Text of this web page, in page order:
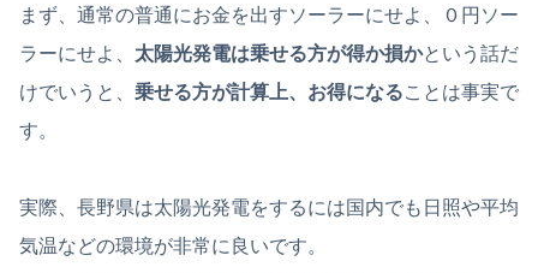
まず、通常の普通にお金を出すソーラーにせよ、０円ソー
ラーにせよ、 太陽光発電は乗せる方が得か損かという話だ
けでいうと、 乗せる方が計算上、お得になることは事実で
す。
実際、長野県は太陽光発電をするには国内でも日照や平均
気温などの環境が非常に良いです。